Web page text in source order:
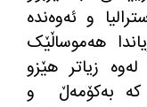
و ئەوەندە
هەموساڵێک
زیاتر هێزو
کە بەکۆمەڵ
و